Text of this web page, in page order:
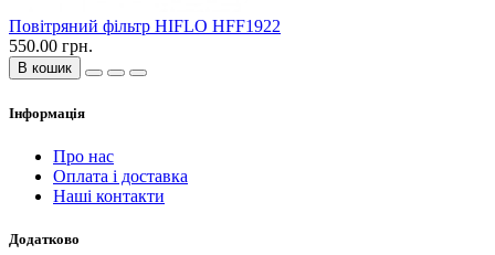
Повітряний фільтр HIFLO HFF1922
550.00 грн.
В кошик
Інформація
Про нас
Оплата і доставка
Наші контакти
Додатково